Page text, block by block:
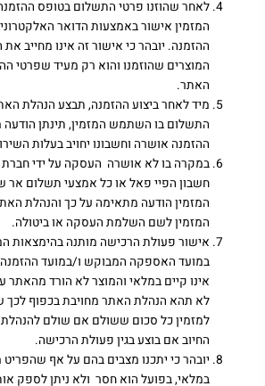
לאחר שהוזנו פרטי התשלום בטופס
המזמין אישור באמצעות הדואר
ההזמנה. יובהר כי אישור זה אינו מחייב
המוצרים שהוזמנו והוא רק מעיד שפרטי
האתר.
מיד לאחר ביצוע ההזמנה, תבצע הנהלת
התשלום בו השתמש המזמין, תינתן הודעה
ההזמנה אושרה וחשבונו יחויב בעלות
במקרה בו לא אושרה העסקה על ידי חברת
חשבון הפיי פאל או כל אמצעי תשלום אר
המזמין הודעה מתאימה על כך והנהלת
המזמין לשם השלמת העסקה או ביטולה.
אישור פעולת הרכישה מותנה בהימצאות
במועד האספקה המבוקש ו/במועד ההזמנה.
אינו קיים במלאי והמוצר לא הורד מהאתר
לא תהא הנהלת האתר מחויבת בכפוף
למזמין כל סכום ששולם אם שולם
החיוב אם בוצע בגין פעולת הרכישה.
יובהר כי יתכנו מצבים בהם על אף שהפריט
במלאי, בפועל הוא חסר ולא ניתן לספק